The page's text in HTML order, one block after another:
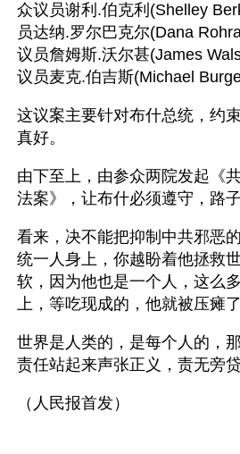
众议员谢利.伯克利(Shelley
员达纳.罗尔巴克尔(Dana
议员詹姆斯.沃尔甚(James
议员麦克.伯吉斯(Michael
这议案主要针对布什总统，约
真好。
由下至上，由参众两院发起《
法案》，让布什必须遵守，路子
看来，决不能把抑制中共邪恶
统一人身上，你越盼着他拯救
软，因为他也是一个人，这么
上，等吃现成的，他就被压瘫了
世界是人类的，是每个人的，
责任站起来声张正义，责无旁
（人民报首发）